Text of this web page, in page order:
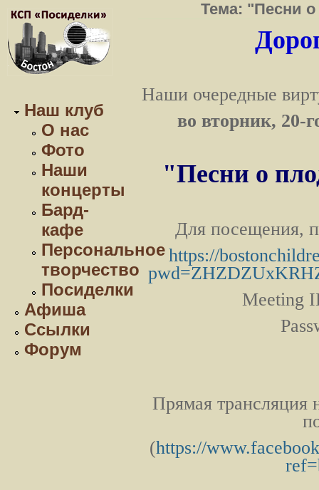
Наш клуб
О нас
Фото
Наши
концерты
Бард-
кафе
Персональное
творчество
Посиделки
Афиша
Ссылки
Форум
Тема: "Песни
Наши очередные
во вторник, 20-
"Песни о
Для посещения,
https://
Meeting
Прямая трансляция
(https://